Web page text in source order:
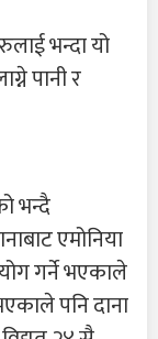
भन्दा यो
पानी र
भन्दै
एमोनिया
गर्ने भएकाले
पनि दाना